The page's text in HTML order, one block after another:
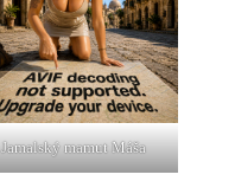
Jamalský mamut Máša